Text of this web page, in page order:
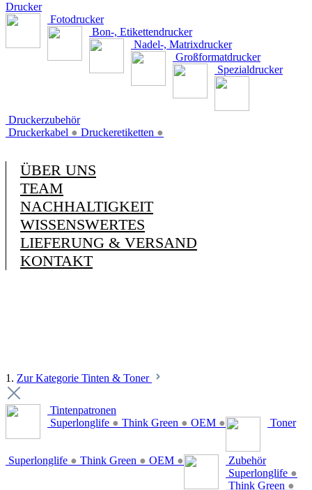
Drucker
Fotodrucker
Bon-, Etikettendrucker
Nadel-, Matrixdrucker
Großformatdrucker
Spezialdrucker
Druckerzubehör
Druckerkabel ● Druckeretiketten ●
ÜBER UNS
TEAM
NACHHALTIGKEIT
WISSENSWERTES
LIEFERUNG & VERSAND
KONTAKT
1. Zur Kategorie Tinten & Toner
Tintenpatronen
Superlonglife ● Think Green ● OEM ● Toner
Superlonglife ● Think Green ● OEM ●
Zubehör
Superlonglife ●
Think Green ●